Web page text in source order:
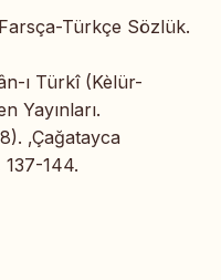
Türkçe Sözlük.
ı Türkî (Kèlür-
Yayınları.
‚Çağatayca
137-144.